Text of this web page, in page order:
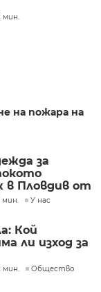
мин.
на пожара на
за
в Пловдив от
мин. У нас
Кой
ли изход за
мин. Общество